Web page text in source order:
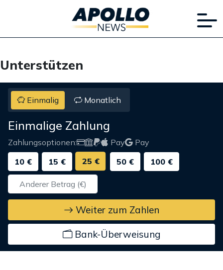
Unterstützen
Einmalig Monatlich
Einmalige Zahlung
Zahlungsoptionen: Pay
Pay
10 €
15 € 25 € 50 € 100 €
Weiter zum Zahlen
Bank-Überweisung